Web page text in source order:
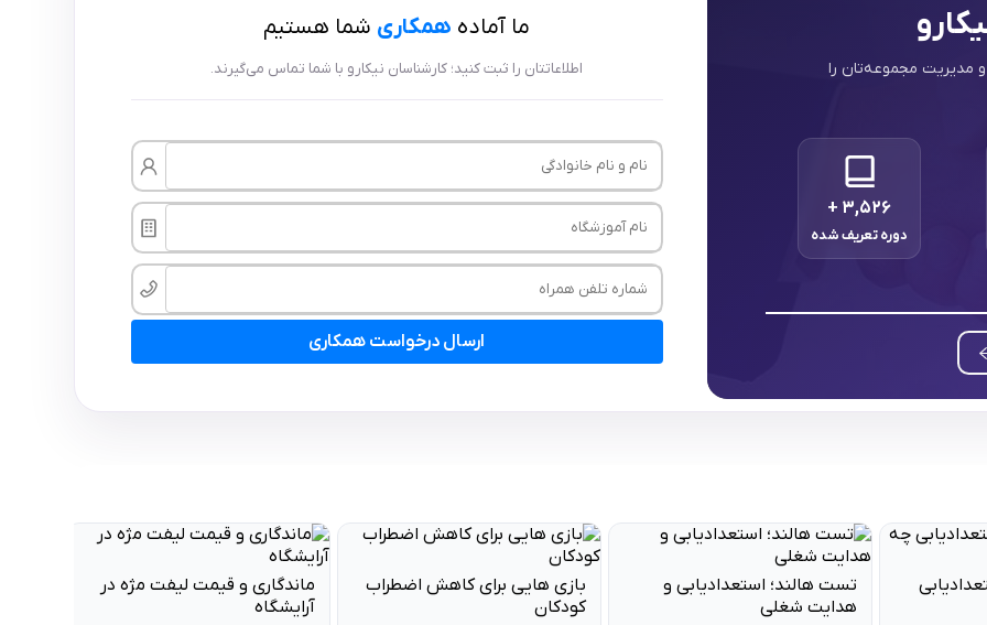
مدیریت مجموعه‌تان را
۳,۵۲۶ +
دوره تعریف شده
ما آماده همکاری شما هستیم
اطلاعاتتان را ثبت کنید؛ کارشناسان نیکارو با شما تماس می‌گیرند.
ارسال درخواست همکاری
و
بازی هایی برای کاهش اضطراب
کودکان
ماندگاری و قیمت لیفت مژه در
آرایشگاه